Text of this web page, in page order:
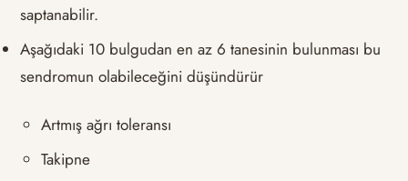
saptanabilir.
Aşağıdaki 10 bulgudan en az 6 tanesinin bulunması bu
sendromun olabileceğini düşündürür
Artmış ağrı toleransı
Takipne